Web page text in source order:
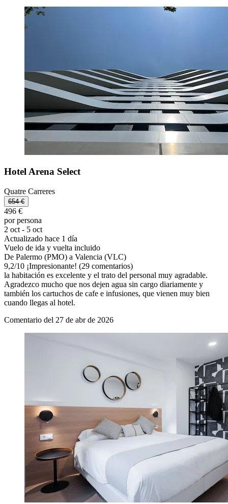
Hotel Arena Select
Quatre Carreres
654 €
496 €
por persona
2 oct - 5 oct
Actualizado hace 1 día
Vuelo de ida y vuelta incluido
De Palermo (PMO) a Valencia (VLC)
9,2/10 ¡Impresionante! (29 comentarios)
la habitación es excelente y el trato del personal muy agradable.
Agradezco mucho que nos dejen agua sin cargo diariamente y
también los cartuchos de cafe e infusiones, que vienen muy bien
cuando llegas al hotel.
Comentario del 27 de abr de 2026